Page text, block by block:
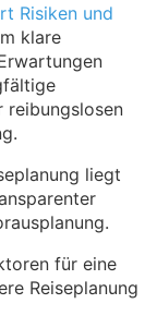
Risiken und
klare
reibungslosen
liegt
für eine
Reiseplanung